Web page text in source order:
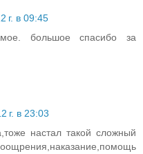
г. в 09:45
большое спасибо за
г. в 23:03
настал такой сложный